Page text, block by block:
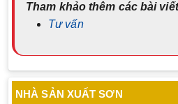
Tham khảo thêm các bài
Tư vấn
NHÀ SẢN XUẤT SƠN